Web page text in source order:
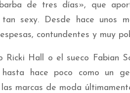
de tres días», que
tan sexy. Desde hace unos
contundentes y muy
Ricki Hall o el sueco Fabian
hasta hace poco como un
marcas de moda